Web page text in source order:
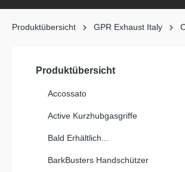
Produktübersicht GPR Exhaust Italy
Produktübersicht
Accossato
Active Kurzhubgasgriffe
Bald Erhältlich...
BarkBusters Handschützer